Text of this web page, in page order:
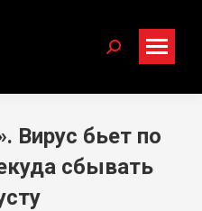
Search:
Вирус бьет по
сбывать